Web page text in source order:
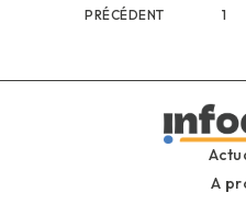
PRÉCÉDENT 1
A